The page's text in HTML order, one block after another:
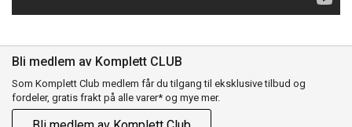
Bli medlem av Komplett CLUB
Som Komplett Club medlem får du tilgang til eksklusive tilbud og
fordeler, gratis frakt på alle varer* og mye mer.